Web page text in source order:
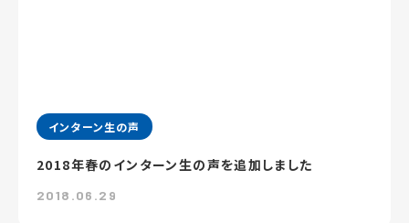
インターン生の声
2018年春のインターン生の声を追加しました
2018.06.29